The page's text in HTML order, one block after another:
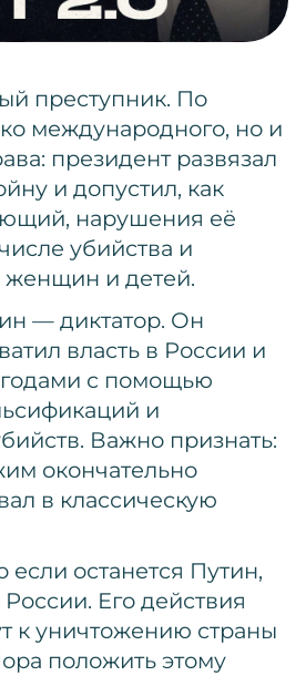
преступник. По
международного, но и
президент развязал
и допустил, как
нарушения её
убийства и
женщин и детей.
— диктатор. Он
власть в России и
с помощью
и
Важно признать:
окончательно
в классическую
если останется Путин,
России. Его действия
к уничтожению страны
положить этому